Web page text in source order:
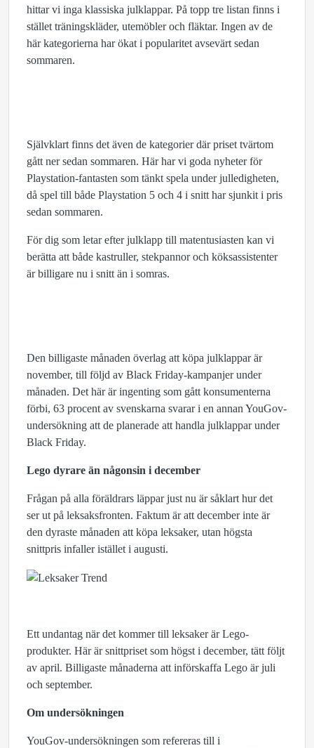
hittar vi inga klassiska julklappar. På topp tre listan finns i
stället träningskläder, utemöbler och fläktar. Ingen av de
här kategorierna har ökat i popularitet avsevärt sedan
sommaren.
Självklart finns det även de kategorier där priset tvärtom
gått ner sedan sommaren. Här har vi goda nyheter för
Playstation-fantasten som tänkt spela under julledigheten,
då spel till både Playstation 5 och 4 i snitt har sjunkit i pris
sedan sommaren.
För dig som letar efter julklapp till matentusiasten kan vi
berätta att både kastruller, stekpannor och köksassistenter
är billigare nu i snitt än i somras.
Den billigaste månaden överlag att köpa julklappar är
november, till följd av Black Friday-kampanjer under
månaden. Det här är ingenting som gått konsumenterna
förbi, 63 procent av svenskarna svarar i en annan YouGov-
undersökning att de planerade att handla julklappar under
Black Friday.
Lego dyrare än någonsin i december
Frågan på alla föräldrars läppar just nu är såklart hur det
ser ut på leksaksfronten. Faktum är att december inte är
den dyraste månaden att köpa leksaker, utan högsta
snittpris infaller istället i augusti.
Ett undantag när det kommer till leksaker är Lego-
produkter. Här är snittpriset som högst i december, tätt följt
av april. Billigaste månaderna att införskaffa Lego är juli
och september.
Om undersökningen
YouGov-undersökningen som refereras till i